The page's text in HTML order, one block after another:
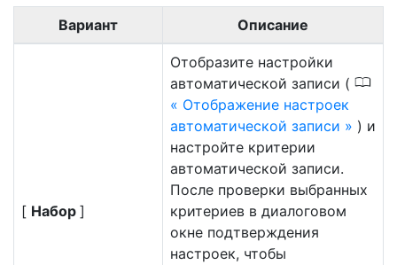
Вариант Описание
[ Набор ]
Отобразите настройки
автоматической записи ( 0
Отображение настроек
автоматической записи
) и
настройте критерии
автоматической записи.
После проверки выбранных
критериев в диалоговом
окне подтверждения
настроек, чтобы